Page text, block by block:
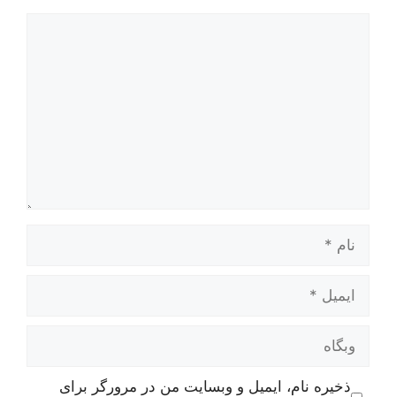
ایمیل
وبگاه
ذخیره نام، ایمیل و وبسایت من در مرورگر برای